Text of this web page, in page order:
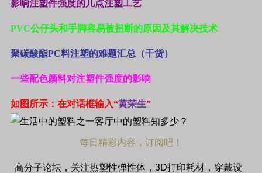
影响注塑件强度的几点注塑工艺
PVC公仔头和手脚容易被扭断的原因及其解决技术
聚碳酸酯PC料注塑的难题汇总（干货）
一些配色颜料对注塑件强度的影响
如图所示：在对话框输入“黄荣生”
每日精彩内容，订阅吧！
高分子论坛，关注热塑性弹性体， 3D打印耗材，穿戴设